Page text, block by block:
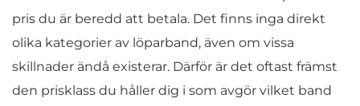
pris du är beredd att betala. Det finns inga direkt
olika kategorier av löparband, även om vissa
skillnader ändå existerar. Därför är det oftast främst
den prisklass du håller dig i som avgör vilket band